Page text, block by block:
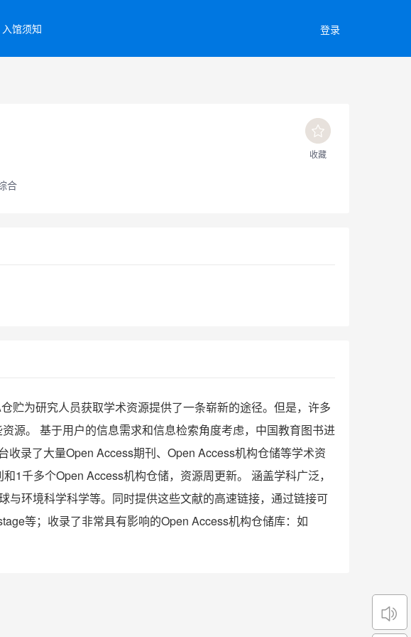
入馆须知 登录
收藏
合
贮为研究人员获取学术资源提供了一条崭新的途径。但是，许多
源。 基于用户的信息需求和信息检索角度考虑，中国教育图书进
录了大量Open Access期刊、Open Access机构仓储等学术资
1千多个Open Access机构仓储，资源周更新。 涵盖学科广泛，
环境科学科学等。同时提供这些文献的高速链接，通过链接可
等；收录了非常具有影响的Open Access机构仓储库：如